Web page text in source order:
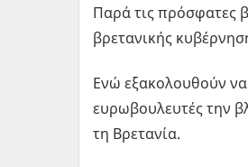
Παρά τις πρόσφατες
βρετανικής
Ενώ εξακολουθούν
ευρωβουλευτές την
τη Βρετανία.